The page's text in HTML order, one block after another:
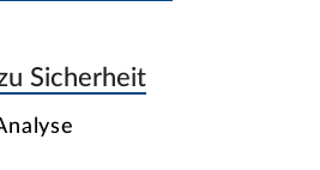
Sicherheit